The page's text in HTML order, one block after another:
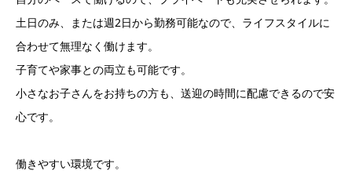
土日のみ、または週2日から勤務可能なので、ライフスタイルに
合わせて無理なく働けます。
子育てや家事との両立も可能です。
小さなお子さんをお持ちの方も、送迎の時間に配慮できるので安
心です。
働きやすい環境です。